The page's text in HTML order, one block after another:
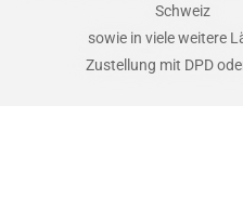
Schweiz
sowie in viele weitere
Zustellung mit DPD